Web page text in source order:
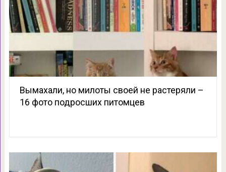
Вымахали, но милоты своей не растеряли –
16 фото подросших питомцев